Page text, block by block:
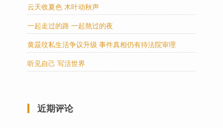
云天收夏色 木叶动秋声
一起走过的路 一起熬过的夜
黄晸玟私生活争议升级 事件真相仍有待法院审理
听见自己 写活世界
近期评论